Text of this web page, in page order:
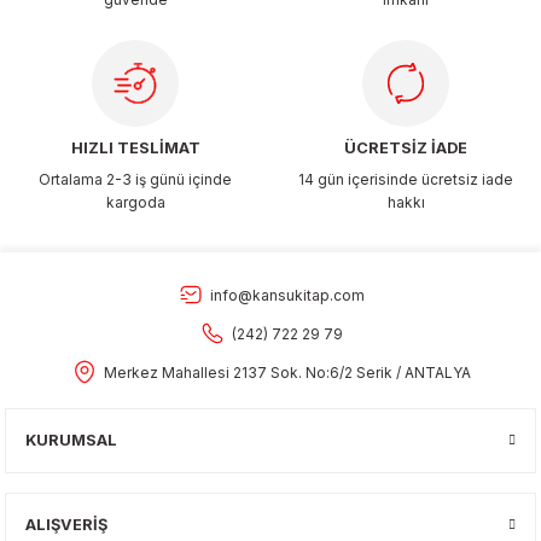
HIZLI TESLİMAT
Ortalama 2-3 iş günü içinde
kargoda
ÜCRETSİZ İADE
14 gün içerisinde ücretsiz iade
hakkı
info@kansukitap.com
(242) 722 29 79
Merkez Mahallesi 2137 Sok. No:6/2 Serik / ANTALYA
KURUMSAL
ALIŞVERİŞ